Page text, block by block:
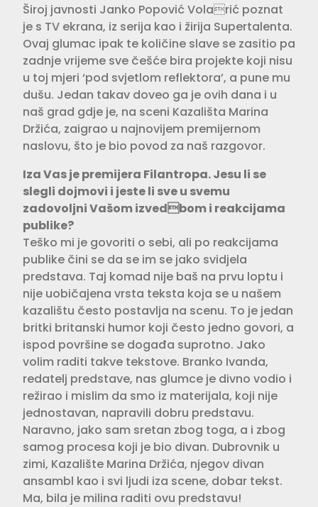
Široj javnosti Janko Popović Volarić poznat
je s TV ekrana, iz serija kao i žirija Supertalenta.
Ovaj glumac ipak te količine slave se zasitio pa
zadnje vrijeme sve češće bira projekte koji nisu
u toj mjeri ‘pod svjetlom reflektora’, a pune mu
dušu. Jedan takav doveo ga je ovih dana i u
naš grad gdje je, na sceni Kazališta Marina
Držića, zaigrao u najnovijem premijernom
naslovu, što je bio povod za naš razgovor.
Iza Vas je premijera Filantropa. Jesu li se
slegli dojmovi i jeste li sve u svemu
zadovoljni Vašom izvedbom i reakcijama
publike?
Teško mi je govoriti o sebi, ali po reakcijama
publike čini se da se im se jako svidjela
predstava. Taj komad nije baš na prvu loptu i
nije uobičajena vrsta teksta koja se u našem
kazalištu često postavlja na scenu. To je jedan
britki britanski humor koji često jedno govori, a
ispod površine se događa suprotno. Jako
volim raditi takve tekstove. Branko Ivanda,
redatelj predstave, nas glumce je divno vodio i
režirao i mislim da smo iz materijala, koji nije
jednostavan, napravili dobru predstavu.
Naravno, jako sam sretan zbog toga, a i zbog
samog procesa koji je bio divan. Dubrovnik u
zimi, Kazalište Marina Držića, njegov divan
ansambl kao i svi ljudi iza scene, dobar tekst.
Ma, bila je milina raditi ovu predstavu!